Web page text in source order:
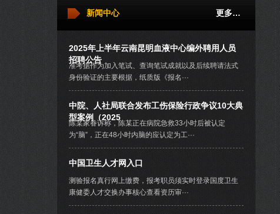
更多…
新闻中心
2025年上半年云南昆明血液中心编外聘用人员
招聘公告
准考据作为加入笔试、查询笔试成就以及后续聘请法式
身份验证的主要根据，纸质版《报名···
中院、人社局联合发布工伤保险行政争议10大典
型案例（2025
陈某家眷诉称，陈某正在病院急救33小时后被认定
为“脑”，正在48小时内脑的应认定为工···
中国卫生人才网入口
测验报名真行网上缴费，报考职员须实时登录国度卫生
康健委人才交换办事核心查看资历审···